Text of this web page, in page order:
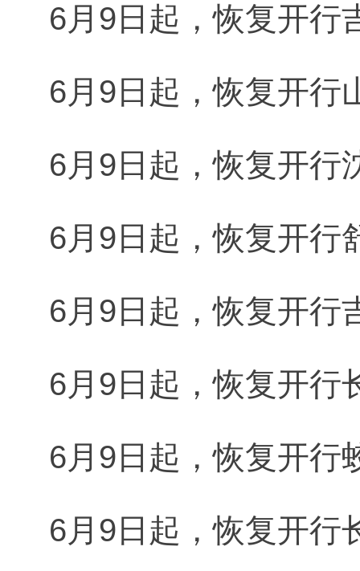
6月9日起，恢复开行
6月9日起，恢复开行
6月9日起，恢复开行
6月9日起，恢复开行
6月9日起，恢复开行
6月9日起，恢复开行
6月9日起，恢复开行
6月9日起，恢复开行